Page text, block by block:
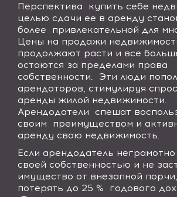
Перспектива купить себе
целью сдачи ее в аренду
более привлекательной для
Цены на продажи
продолжают расти и все
остаются за пределами права
собственности. Эти люди
арендаторов, стимулируя
аренды жилой недвижимости.
Арендодатели спешат
своим преимуществом и
аренду свою недвижимость.
Если арендодатель
своей собственностью и не
имущество от внезапной
потерять до 25 % годового